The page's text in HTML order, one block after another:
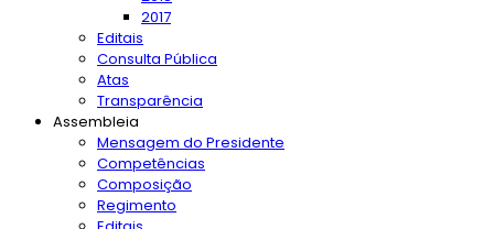
2017
Editais
Consulta Pública
Atas
Transparência
Assembleia
Mensagem do Presidente
Competências
Composição
Regimento